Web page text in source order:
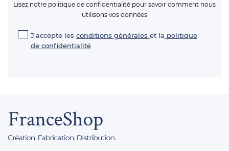
Lisez notre politique de confidentialité pour savoir comment nous
utilisons vos données
J'accepte les conditions générales et la politique
de confidentialité